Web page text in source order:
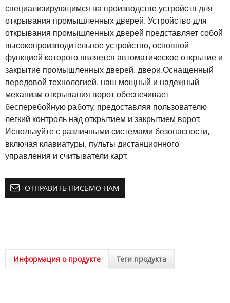
специализирующимся на производстве устройств для
открывания промышленных дверей. Устройство для
открывания промышленных дверей представляет собой
высокопроизводительное устройство, основной
функцией которого является автоматическое открытие и
закрытие промышленных дверей. двери.Оснащенный
передовой технологией, наш мощный и надежный
механизм открывания ворот обеспечивает
бесперебойную работу, предоставляя пользователю
легкий контроль над открытием и закрытием ворот.
Используйте с различными системами безопасности,
включая клавиатуры, пульты дистанционного
управления и считыватели карт.
ОТПРАВИТЬ ПИСЬМО НАМ
Информация о продукте Теги продукта